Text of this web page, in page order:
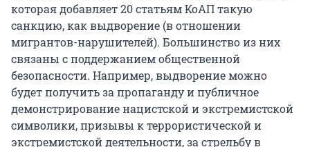
которая добавляет 20 статьям КоАП такую
санкцию, как выдворение (в отношении
мигрантов-нарушителей). Большинство из них
связаны с поддержанием общественной
безопасности. Например, выдворение можно
будет получить за пропаганду и публичное
демонстрирование нацистской и экстремистской
символики, призывы к террористической и
экстремистской деятельности, за стрельбу в